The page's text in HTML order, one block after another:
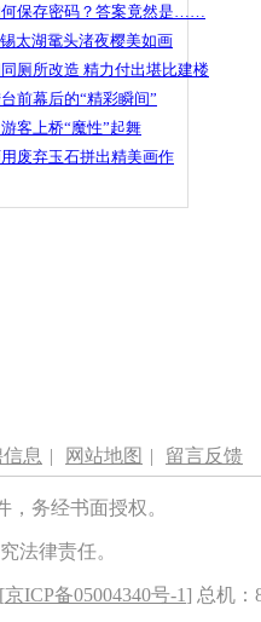
保存密码？答案竟然是……
太湖鼋头渚夜樱美如画
厕所改造 精力付出堪比建楼
前幕后的“精彩瞬间”
客上桥“魔性”起舞
废弃玉石拼出精美画作
息 | 网站地图 | 留言反馈
务经书面授权。
法律责任。
京ICP备05004340号-1] 总机：